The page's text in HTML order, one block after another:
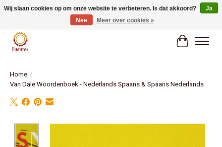
Home /
Van Dale Woordenboek - Nederlands Spaans & Spaans Nederlands
Wij slaan cookies op om onze website te verbeteren. Is dat akkoord?
Ja
Nee
Meer over cookies »